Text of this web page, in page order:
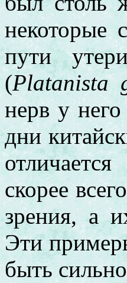
некоторые
пути
(Platanista
нерв у
дни
скорее
зрения, а
Эти
быть